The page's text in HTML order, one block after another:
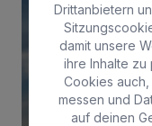
Der Kampf
Drittanbietern
damit unsere
ihre Inhalte
Cookies
messen und
auf deinen